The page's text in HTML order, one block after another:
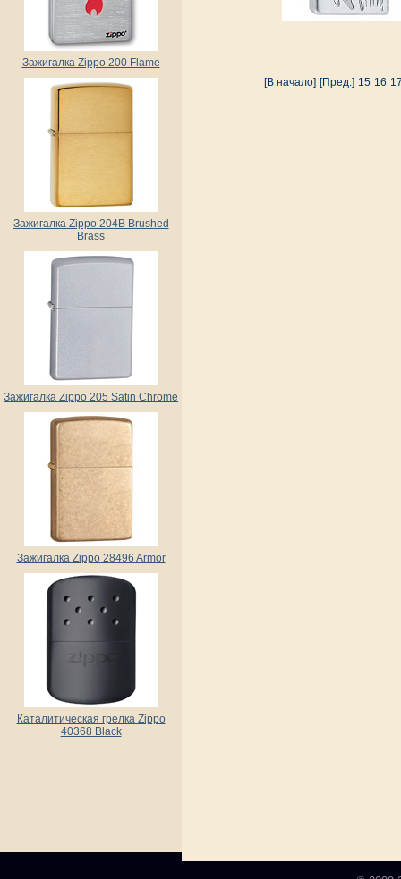
Зажигалка Zippo 200 Flame
Зажигалка Zippo 204B Brushed
Brass
Зажигалка Zippo 205 Satin Chrome
Зажигалка Zippo 28496 Armor
Каталитическая грелка Zippo
40368 Black
[В начало] [Пред.] 15 16